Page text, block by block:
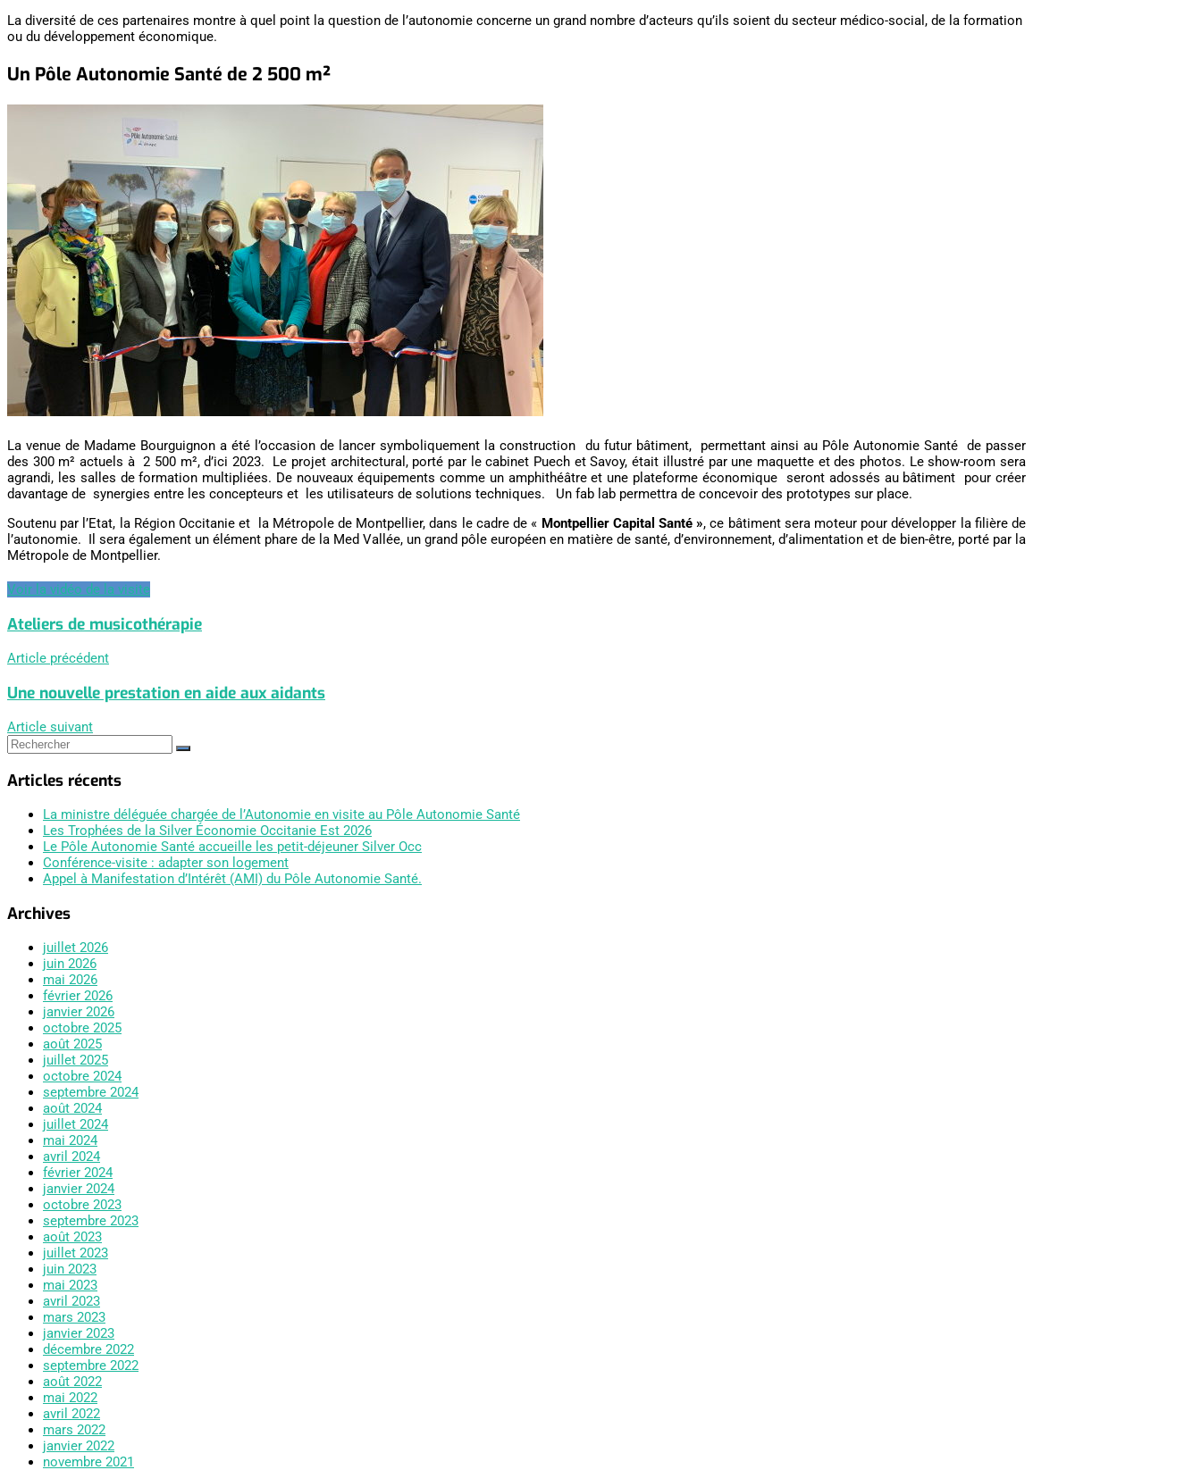
La diversité de ces partenaires montre à quel point la question de l’autonomie concerne un grand nombre d’acteurs qu’ils soient du secteur médico-social, de la formation
ou du développement économique.
Un Pôle Autonomie Santé de 2 500 m²
La venue de Madame Bourguignon a été l’occasion de lancer symboliquement la construction du futur bâtiment, permettant ainsi au Pôle Autonomie Santé de passer
des 300 m² actuels à 2 500 m², d’ici 2023. Le projet architectural, porté par le cabinet Puech et Savoy, était illustré par une maquette et des photos. Le show-room sera
agrandi, les salles de formation multipliées. De nouveaux équipements comme un amphithéâtre et une plateforme économique seront adossés au bâtiment pour créer
davantage de synergies entre les concepteurs et les utilisateurs de solutions techniques. Un fab lab permettra de concevoir des prototypes sur place.
Soutenu par l’Etat, la Région Occitanie et la Métropole de Montpellier, dans le cadre de « Montpellier Capital Santé », ce bâtiment sera moteur pour développer la filière de
l’autonomie. Il sera également un élément phare de la Med Vallée, un grand pôle européen en matière de santé, d’environnement, d’alimentation et de bien-être, porté par la
Métropole de Montpellier.
Voir la vidéo de la visite
Ateliers de musicothérapie
Article précédent
Une nouvelle prestation en aide aux aidants
Article suivant
Articles récents
La ministre déléguée chargée de l’Autonomie en visite au Pôle Autonomie Santé
Les Trophées de la Silver Économie Occitanie Est 2026
Le Pôle Autonomie Santé accueille les petit-déjeuner Silver Occ
Conférence-visite : adapter son logement
Appel à Manifestation d’Intérêt (AMI) du Pôle Autonomie Santé.
Archives
juillet 2026
juin 2026
mai 2026
février 2026
janvier 2026
octobre 2025
août 2025
juillet 2025
octobre 2024
septembre 2024
août 2024
juillet 2024
mai 2024
avril 2024
février 2024
janvier 2024
octobre 2023
septembre 2023
août 2023
juillet 2023
juin 2023
mai 2023
avril 2023
mars 2023
janvier 2023
décembre 2022
septembre 2022
août 2022
mai 2022
avril 2022
mars 2022
janvier 2022
novembre 2021